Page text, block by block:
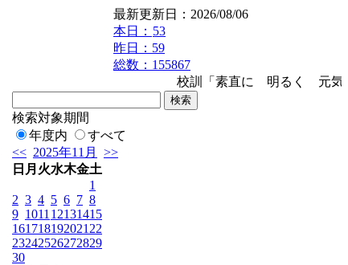
最新更新日：2026/08/06
本日： 53
昨日：59
総数：155867
校訓「素直に 明るく 元気
検索対象期間
年度内
すべて
<< 2025年11月
>>
日 月 火水木金土
1
2 3 4 5 6 7 8
9 1011 12131415
161718192021 22
23242526272829
30